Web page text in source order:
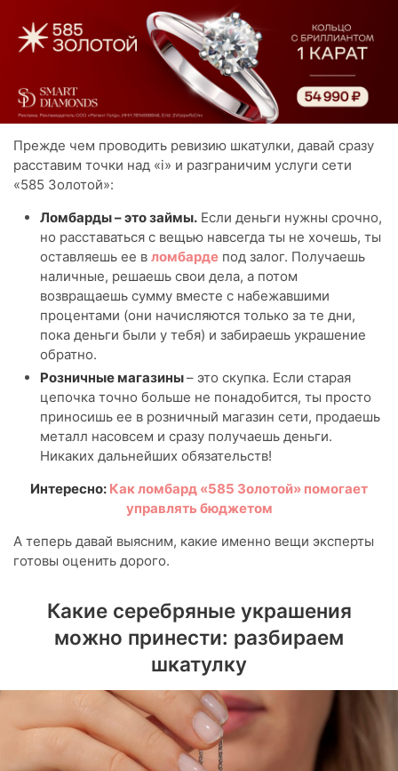
Прежде чем проводить ревизию шкатулки, давай сразу
расставим точки над «i» и разграничим услуги сети
«585 Золотой»:
Ломбарды – это займы. Если деньги нужны срочно,
но расставаться с вещью навсегда ты не хочешь, ты
оставляешь ее в ломбарде под залог. Получаешь
наличные, решаешь свои дела, а потом
возвращаешь сумму вместе с набежавшими
процентами (они начисляются только за те дни,
пока деньги были у тебя) и забираешь украшение
обратно.
Розничные магазины– это скупка. Если старая
цепочка точно больше не понадобится, ты просто
приносишь ее в розничный магазин сети, продаешь
металл насовсем и сразу получаешь деньги.
Никаких дальнейших обязательств!
Интересно: Как ломбард «585 Золотой» помогает
управлять бюджетом
А теперь давай выясним, какие именно вещи эксперты
готовы оценить дорого.
Какие серебряные украшения
можно принести: разбираем
шкатулку